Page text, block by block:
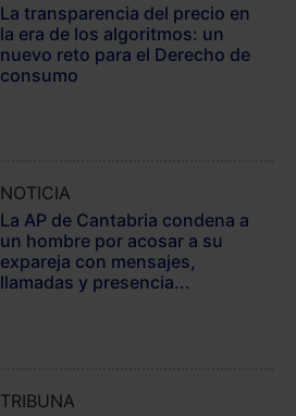
La transparencia del precio en
la era de los algoritmos: un
nuevo reto para el Derecho de
consumo
NOTICIA
La AP de Cantabria condena a
un hombre por acosar a su
expareja con mensajes,
llamadas y presencia...
TRIBUNA